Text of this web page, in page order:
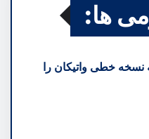
ها:
رمز ۴۰۰ ساله نسخه خطی واتیکان را